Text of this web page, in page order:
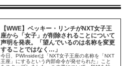
【WWE】ベッキー・リンチがNXT女子王
座から「女子」が削除されることについて
声明を発表。「望んでいるのは名称を変更
することではなく…」
今日、PWInsiderは「NXT女子王座の名称を「NXT
王座」にするという内部命令が発せられた」こと